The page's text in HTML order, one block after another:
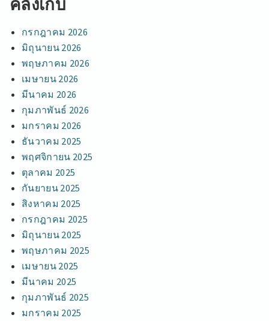
กรกฎาคม 2026
มิถุนายน 2026
พฤษภาคม 2026
เมษายน 2026
มีนาคม 2026
กุมภาพันธ์ 2026
มกราคม 2026
ธันวาคม 2025
พฤศจิกายน 2025
ตุลาคม 2025
กันยายน 2025
สิงหาคม 2025
กรกฎาคม 2025
มิถุนายน 2025
พฤษภาคม 2025
เมษายน 2025
มีนาคม 2025
กุมภาพันธ์ 2025
มกราคม 2025